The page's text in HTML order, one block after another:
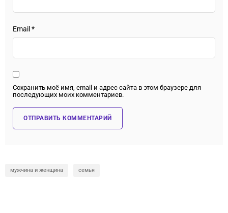
Email *
Сохранить моё имя, email и адрес сайта в этом браузере для
последующих моих комментариев.
мужчина и женщина семья